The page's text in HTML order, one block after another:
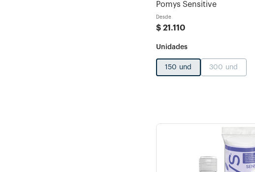
Pomys Sensitive
Desde
$ 21 .110
150 und 300 und